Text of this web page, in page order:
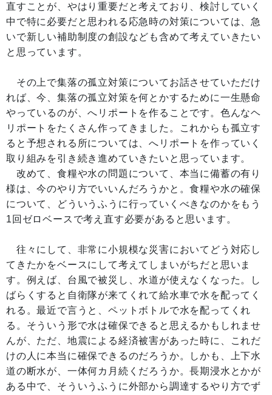
直すことが、やはり重要だと考えており、検討していく
中で特に必要だと思われる応急時の対策については、急
いで新しい補助制度の創設なども含めて考えていきたい
と思っています。
その上で集落の孤立対策についてお話させていただけ
れば、今、集落の孤立対策を何とかするために一生懸命
やっているのが、へリポートを作ることです。色んなヘ
リポートをたくさん作ってきました。これからも孤立す
ると予想される所については、へリポートを作っていく
取り組みを引き続き進めていきたいと思っています。
改めて、食糧や水の問題について、本当に備蓄の有り
様は、今のやり方でいいんだろうかと。食糧や水の確保
について、どういうふうに行っていくべきなのかをもう
1回ゼロベースで考え直す必要があると思います。
往々にして、非常に小規模な災害においてどう対応し
てきたかをベースにして考えてしまいがちだと思いま
す。例えば、台風で被災し、水道が使えなくなった。し
ばらくすると自衛隊が来てくれて給水車で水を配ってく
れる。最近で言うと、ペットボトルで水を配ってくれ
る。そういう形で水は確保できると思えるかもしれませ
んが、ただ、地震による経済被害があった時に、これだ
けの人に本当に確保できるのだろうか。しかも、上下水
道の断水が、一体何カ月続くだろうか。長期浸水とかが
ある中で、そういうふうに外部から調達するやり方でず